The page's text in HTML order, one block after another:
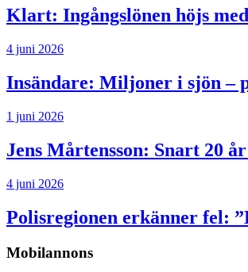
Klart: Ingångslönen höjs
4 juni 2026
Insändare: Miljoner i sjön –
1 juni 2026
Jens Mårtensson: Snart 20
4 juni 2026
Polisregionen erkänner fel:
Mobilannons